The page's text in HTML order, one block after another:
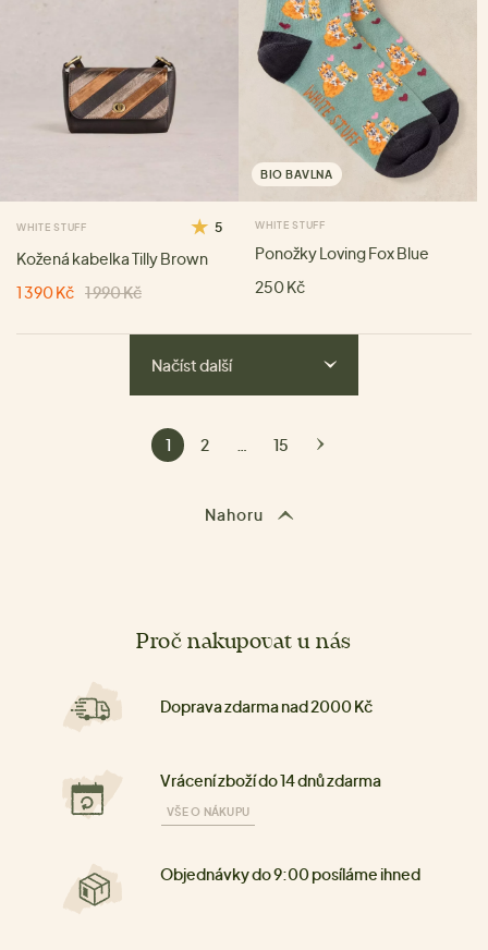
WHITE STUFF 5
Kožená kabelka Tilly Brown
1 390 Kč 1 990 Kč
BIO BAVLNA
WHITE STUFF
Ponožky Loving Fox Blue
250 Kč
Nahoru
Načíst další
1 2 15
Proč nakupovat u nás
Doprava zdarma nad 2000 Kč
Vrácení zboží do 14 dnů zdarma
VŠE O NÁKUPU
Objednávky do 9:00 posíláme ihned